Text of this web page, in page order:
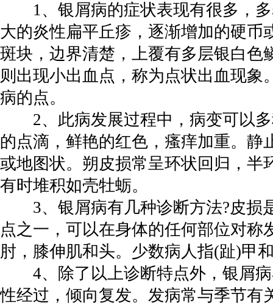
1、银屑病的症状表现有很多，多
大的炎性扁平丘疹，逐渐增加的硬币
斑块，边界清楚，上覆有多层银白色
则出现小出血点，称为点状出血现象
病的点。
2、此病发展过程中，病变可以多
的点滴，鲜艳的红色，瘙痒加重。静
或地图状。朔皮损常呈环状回归，半
有时堆积如壳牡蛎。
3、银屑病有几种诊断方法?皮损
点之一，可以在身体的任何部位对称
肘，膝伸肌和头。少数病人指(趾)甲
4、除了以上诊断特点外，银屑病
性经过，倾向复发。发病常与季节有